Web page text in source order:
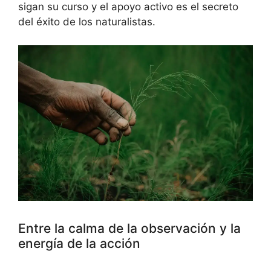
sigan su curso y el apoyo activo es el secreto
del éxito de los naturalistas.
Entre la calma de la observación y la
energía de la acción